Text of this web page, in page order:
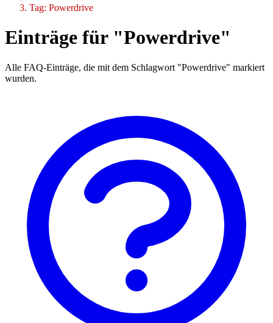
Tag: Powerdrive
Einträge für "Powerdrive"
Alle FAQ-Einträge, die mit dem Schlagwort "Powerdrive" markiert
wurden.